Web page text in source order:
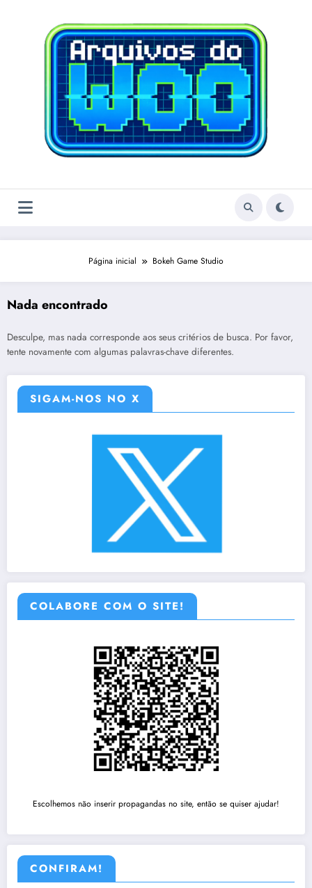
Página inicial Bokeh Game Studio
Nada encontrado
Desculpe, mas nada corresponde aos seus critérios de busca. Por favor,
tente novamente com algumas palavras-chave diferentes.
SIGAM-NOS NO X
COLABORE COM O SITE!
Escolhemos não inserir propagandas no site, então se quiser ajudar!
CONFIRAM!